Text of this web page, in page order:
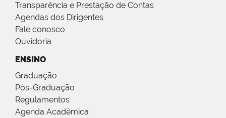
Transparência e Prestação de Contas
Agendas dos Dirigentes
Fale conosco
Ouvidoria
ENSINO
Graduação
Pós-Graduação
Regulamentos
Agenda Acadêmica